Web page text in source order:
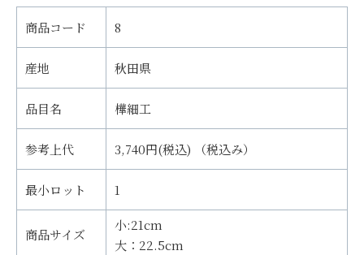
商品コード 8
産地 秋田県
品目名 樺細工
参考上代 3,740円(税込) （税込み）
最小ロット 1
商品サイズ
小:21cm
大：22.5cm